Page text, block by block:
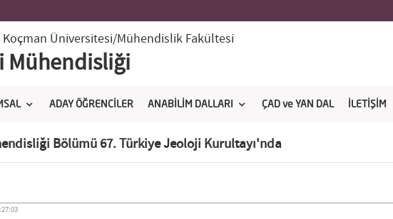
Koçman Üniversitesi/Mühendislik Fakültesi
Mühendisliği
ADAY ÖĞRENCİLER ANABİLİM DALLARI ÇAD ve YAN DAL İLETİŞİM
Bölümü 67. Türkiye Jeoloji Kurultayı'nda